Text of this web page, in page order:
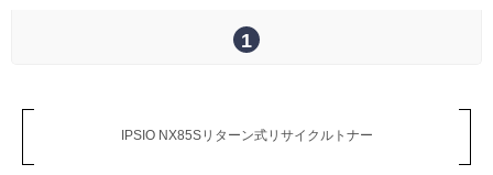
1
IPSIO NX85Sリターン式リサイクルトナー